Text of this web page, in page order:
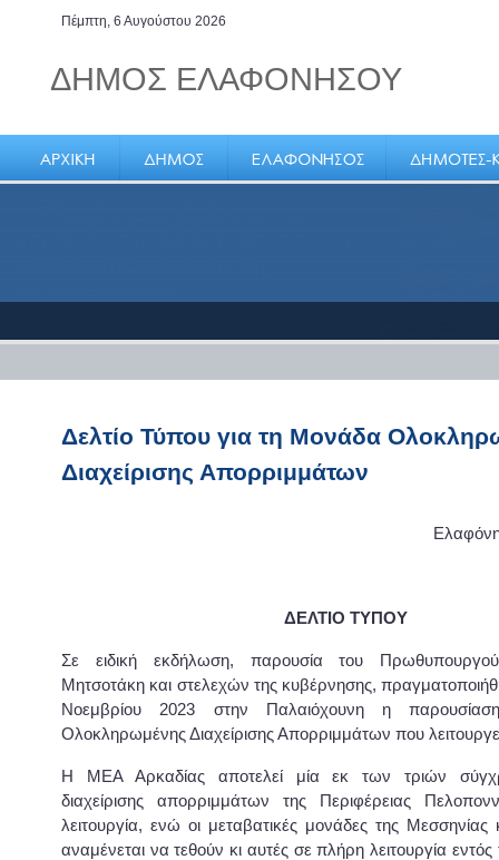
Πέμπτη, 6 Αυγούστου 2026
ΔΗΜΟΣ ΕΛΑΦΟΝΗΣΟΥ
Δελτίο Τύπου για τη Μονάδα
Διαχείρισης Απορριμμάτων
ΔΕΛΤΙΟ ΤΥΠΟΥ
Σε ειδική εκδήλωση, παρουσία του
Μητσοτάκη και στελεχών της κυβέρνησης,
Νοεμβρίου 2023 στην Παλαιόχουνη η
Ολοκληρωμένης Διαχείρισης Απορριμμάτων που
Η ΜΕΑ Αρκαδίας αποτελεί μία εκ των τριών
διαχείρισης απορριμμάτων της Περιφέρειας
λειτουργία, ενώ οι μεταβατικές μονάδες της Μεσσηνίας
αναμένεται να τεθούν κι αυτές σε πλήρη λειτουργία